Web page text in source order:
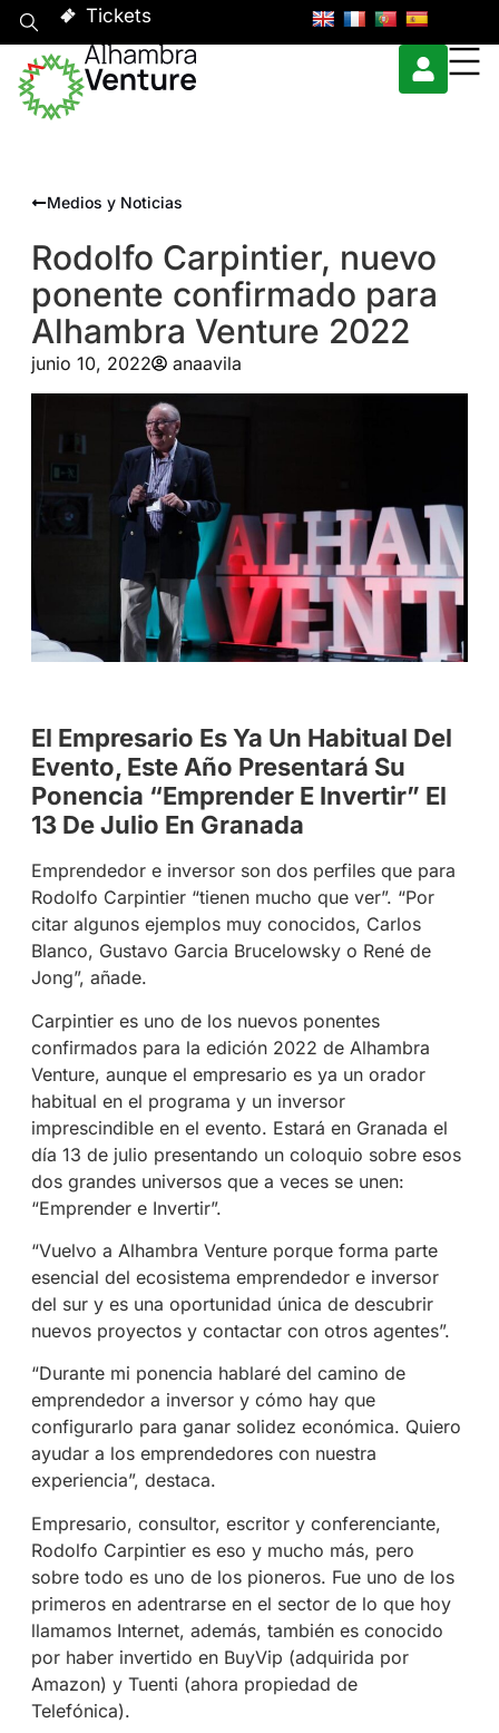
Tickets
Medios y Noticias
Rodolfo Carpintier, nuevo
ponente confirmado para
Alhambra Venture 2022
junio 10, 2022 anaavila
El Empresario Es Ya Un Habitual Del
Evento, Este Año Presentará Su
Ponencia “Emprender E Invertir” El
13 De Julio En Granada
Emprendedor e inversor son dos perfiles que para
Rodolfo Carpintier “tienen mucho que ver”. “Por
citar algunos ejemplos muy conocidos, Carlos
Blanco, Gustavo Garcia Brucelowsky o René de
Jong”, añade.
Carpintier es uno de los nuevos ponentes
confirmados para la edición 2022 de Alhambra
Venture, aunque el empresario es ya un orador
habitual en el programa y un inversor
imprescindible en el evento. Estará en Granada el
día 13 de julio presentando un coloquio sobre esos
dos grandes universos que a veces se unen:
“Emprender e Invertir”.
“Vuelvo a Alhambra Venture porque forma parte
esencial del ecosistema emprendedor e inversor
del sur y es una oportunidad única de descubrir
nuevos proyectos y contactar con otros agentes”.
“Durante mi ponencia hablaré del camino de
emprendedor a inversor y cómo hay que
configurarlo para ganar solidez económica. Quiero
ayudar a los emprendedores con nuestra
experiencia”, destaca.
Empresario, consultor, escritor y conferenciante,
Rodolfo Carpintier es eso y mucho más, pero
sobre todo es uno de los pioneros. Fue uno de los
primeros en adentrarse en el sector de lo que hoy
llamamos Internet, además, también es conocido
por haber invertido en BuyVip (adquirida por
Amazon) y Tuenti (ahora propiedad de
Telefónica).